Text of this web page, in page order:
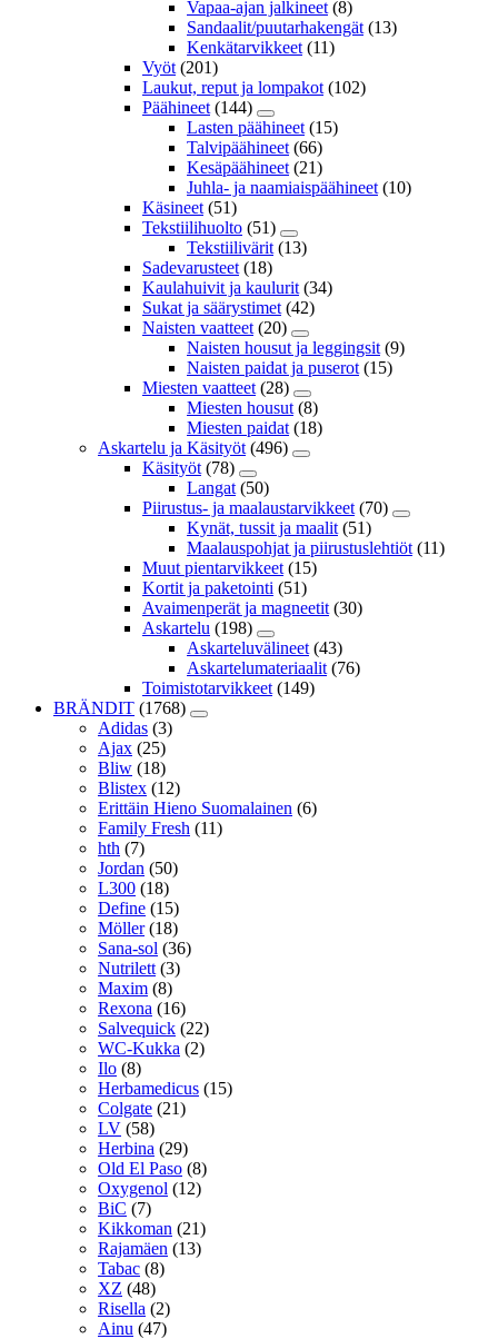
Vapaa-ajan jalkineet (8)
Sandaalit/puutarhakengät (13)
Kenkätarvikkeet (11)
Vyöt (201)
Laukut, reput ja lompakot (102)
Päähineet (144)
Lasten päähineet (15)
Talvipäähineet (66)
Kesäpäähineet (21)
Juhla- ja naamiaispäähineet (10)
Käsineet (51)
Tekstiilihuolto (51)
Tekstiilivärit (13)
Sadevarusteet (18)
Kaulahuivit ja kaulurit (34)
Sukat ja säärystimet (42)
Naisten vaatteet (20)
Naisten housut ja leggingsit (9)
Naisten paidat ja puserot (15)
Miesten vaatteet (28)
Miesten housut (8)
Miesten paidat (18)
Askartelu ja Käsityöt (496)
Käsityöt (78)
Langat (50)
Piirustus- ja maalaustarvikkeet (70)
Kynät, tussit ja maalit (51)
Maalauspohjat ja piirustuslehtiöt (11)
Muut pientarvikkeet (15)
Kortit ja paketointi (51)
Avaimenperät ja magneetit (30)
Askartelu (198)
Askarteluvälineet (43)
Askartelumateriaalit (76)
Toimistotarvikkeet (149)
BRÄNDIT (1768)
Adidas (3)
Ajax (25)
Bliw (18)
Blistex (12)
Erittäin Hieno Suomalainen (6)
Family Fresh (11)
hth (7)
Jordan (50)
L300 (18)
Define (15)
Möller (18)
Sana-sol (36)
Nutrilett (3)
Maxim (8)
Rexona (16)
Salvequick (22)
WC-Kukka (2)
Ilo (8)
Herbamedicus (15)
Colgate (21)
LV (58)
Herbina (29)
Old El Paso (8)
Oxygenol (12)
BiC (7)
Kikkoman (21)
Rajamäen (13)
Tabac (8)
XZ (48)
Risella (2)
Ainu (47)